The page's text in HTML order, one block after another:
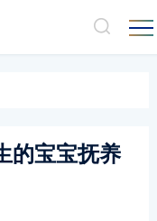
的宝宝抚养